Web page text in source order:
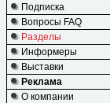
Подписка
Вопросы FAQ
Разделы
Информеры
Выставки
Реклама
О компании